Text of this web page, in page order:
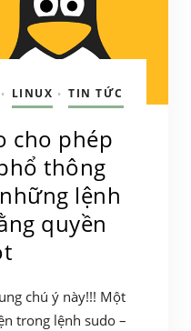
• LINUX • TIN TỨC
cho phép
thông
lệnh
quyền
chú ý này!!! Một
trong lệnh sudo –